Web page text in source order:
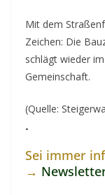
Mit dem
Zeichen: Die
schlägt wieder
Gemeinschaft.
(Quelle:
.
Sei immer
→